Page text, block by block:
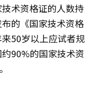
术资格证的人数持
的《国家技术资格
50岁以上应试者规
90%的国家技术资